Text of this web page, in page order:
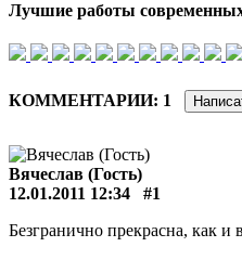
Лучшие работы
КОММЕНТАРИИ: 1
Вячеслав (Гость)
12.01.2011 12:34
#1
Безгранично прекрасна, как